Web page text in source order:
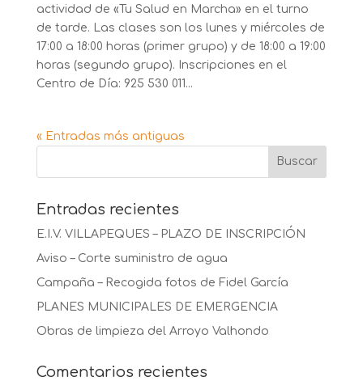
actividad de «Tu Salud en Marcha» en el turno
de tarde. Las clases son los lunes y miércoles de
17:00 a 18:00 horas (primer grupo) y de 18:00 a 19:00
horas (segundo grupo). Inscripciones en el
Centro de Día: 925 530 011...
« Entradas más antiguas
Entradas recientes
E.I.V. VILLAPEQUES – PLAZO DE INSCRIPCIÓN
Aviso – Corte suministro de agua
Campaña – Recogida fotos de Fidel García
PLANES MUNICIPALES DE EMERGENCIA
Obras de limpieza del Arroyo Valhondo
Comentarios recientes